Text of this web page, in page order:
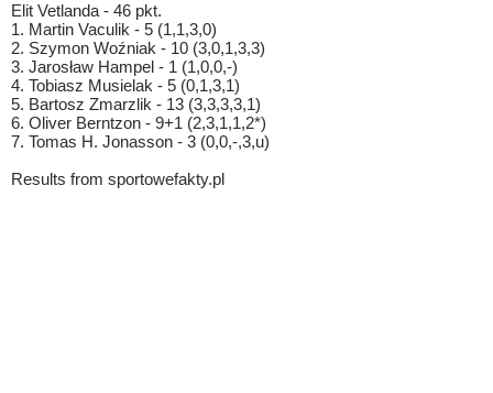
Elit Vetlanda - 46 pkt.
1. Martin Vaculik - 5 (1,1,3,0)
2. Szymon Woźniak - 10 (3,0,1,3,3)
3. Jarosław Hampel - 1 (1,0,0,-)
4. Tobiasz Musielak - 5 (0,1,3,1)
5. Bartosz Zmarzlik - 13 (3,3,3,3,1)
6. Oliver Berntzon - 9+1 (2,3,1,1,2*)
7. Tomas H. Jonasson - 3 (0,0,-,3,u)
Results from sportowefakty.pl